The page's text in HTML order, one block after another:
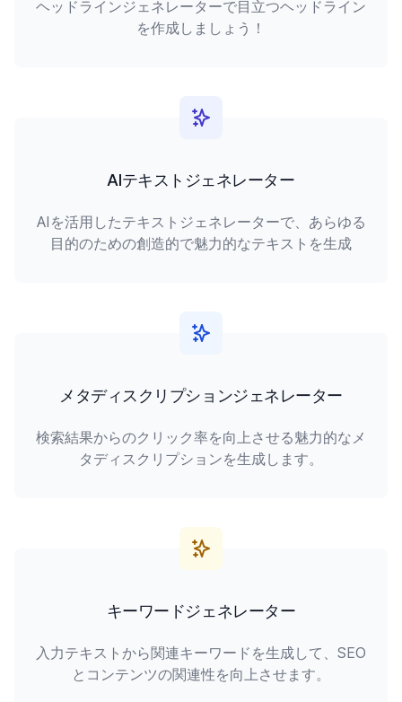
ヘッドラインジェネレーターで目立つヘッドライン
を作成しましょう！
AIテキストジェネレーター
AIを活用したテキストジェネレーターで、あらゆる
目的のための創造的で魅力的なテキストを生成
メタディスクリプションジェネレーター
検索結果からのクリック率を向上させる魅力的なメ
タディスクリプションを生成します。
キーワードジェネレーター
入力テキストから関連キーワードを生成して、SEO
とコンテンツの関連性を向上させます。